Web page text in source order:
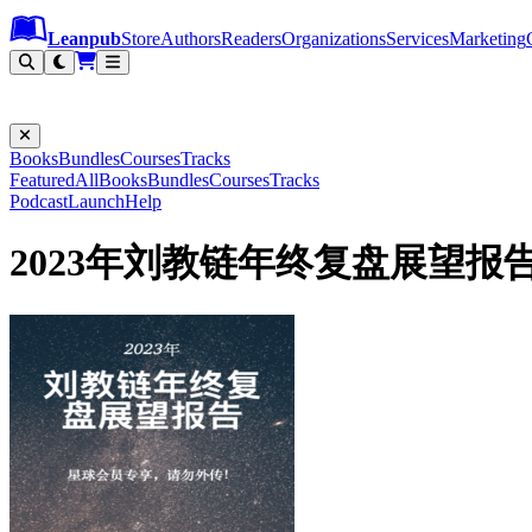
Leanpub Header
Leanpub Navigation
Skip to main content
Go to Leanpub.com
LeanpubStoreAuthorsReadersOrganizationsServicesMarketing
BooksBundlesCoursesTracks
FeaturedAllBooksBundlesCoursesTracks
PodcastLaunchHelp
2023年刘教链年终复盘展望报